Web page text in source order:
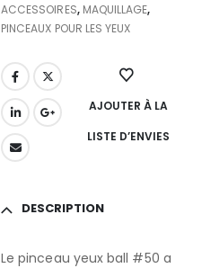
ACCESSOIRES, MAQUILLAGE,
PINCEAUX POUR LES YEUX
AJOUTER À LA
LISTE D’ENVIES
DESCRIPTION
Le pinceau yeux ball #50 a